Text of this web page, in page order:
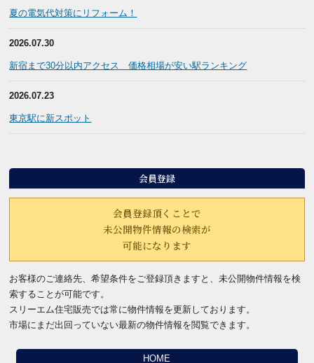
夏の電気代対策にリフォーム！
2026.07.30
新宿まで30分以内アクセス 価格相場が安い駅ランキング
2026.07.23
東京駅に新スポット
会員登録
会員登録頂くことで
未公開物件情報の検索が
可能になります
お客様のご連絡先、希望条件をご登録頂きますと、未公開物件情報を検
索することが可能です。
スリーエム住宅販売では常に物件情報を更新しております。
市場にまだ出回っていない最新の物件情報を閲覧できます。
HOME